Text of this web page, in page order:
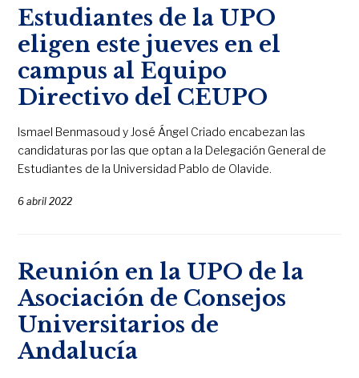
Estudiantes de la UPO
eligen este jueves en el
campus al Equipo
Directivo del CEUPO
Ismael Benmasoud y José Ángel Criado encabezan las
candidaturas por las que optan a la Delegación General de
Estudiantes de la Universidad Pablo de Olavide.
6 abril 2022
Reunión en la UPO de la
Asociación de Consejos
Universitarios de
Andalucía